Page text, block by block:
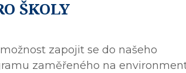
ŠKOLY
zapojit se do našeho
zaměřeného na